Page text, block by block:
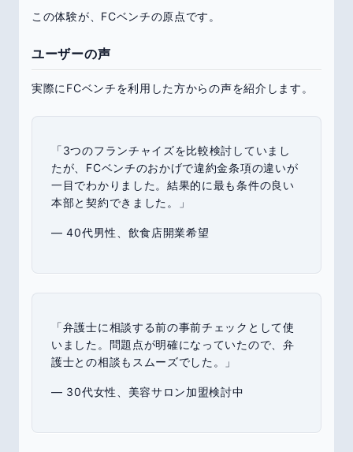
この体験が、FCベンチの原点です。
ユーザーの声
実際にFCベンチを利用した方からの声を紹介します。
「3つのフランチャイズを比較検討していまし
たが、FCベンチのおかげで違約金条項の違いが
一目でわかりました。結果的に最も条件の良い
本部と契約できました。」
— 40代男性、飲食店開業希望
「弁護士に相談する前の事前チェックとして使
いました。問題点が明確になっていたので、弁
護士との相談もスムーズでした。」
— 30代女性、美容サロン加盟検討中